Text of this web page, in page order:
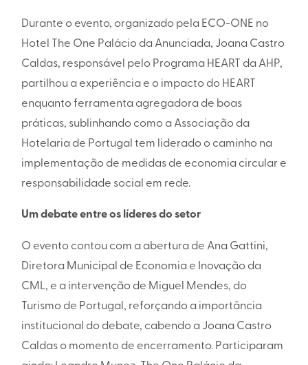
Durante o evento, organizado pela ECO-ONE no
Hotel The One Palácio da Anunciada, Joana Castro
Caldas, responsável pelo Programa HEART da AHP,
partilhou a experiência e o impacto do HEART
enquanto ferramenta agregadora de boas
práticas, sublinhando como a Associação da
Hotelaria de Portugal tem liderado o caminho na
implementação de medidas de economia circular e
responsabilidade social em rede.
Um debate entre os líderes do setor
O evento contou com a abertura de Ana Gattini,
Diretora Municipal de Economia e Inovação da
CML, e a intervenção de Miguel Mendes, do
Turismo de Portugal, reforçando a importância
institucional do debate, cabendo a Joana Castro
Caldas o momento de encerramento. Participaram